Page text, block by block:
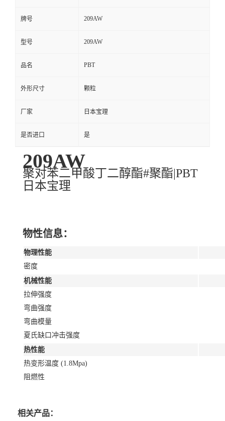
牌号 209AW
型号 209AW
品名 PBT
外形尺寸 颗粒
厂家 日本宝理
是否进口 是
209AW
聚对苯二甲酸丁二醇酯#聚酯|PBT
日本宝理
物性信息：
物理性能
密度
机械性能
拉伸强度
弯曲强度
弯曲模量
夏氏缺口冲击强度
热性能
热变形温度 (1.8Mpa)
阻燃性
相关产品：